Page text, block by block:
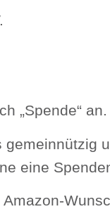
„Spende“ an.
eine